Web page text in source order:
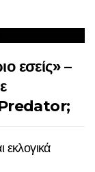
εσείς» –
Predator;
εκλογικά